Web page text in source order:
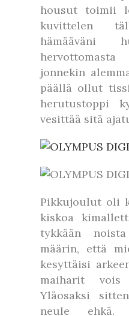
housut toimii
kuvittelen
hämääväni
jonnekin
päällä ollut
herutustoppi
vesittää sitä
Pikkujoulut oli
kiskoa
tykkään
määrin, että
kesyttäisi
maiharit
Yläosaksi
neule ehkä.